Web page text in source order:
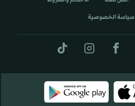
سياسة الخصوصية